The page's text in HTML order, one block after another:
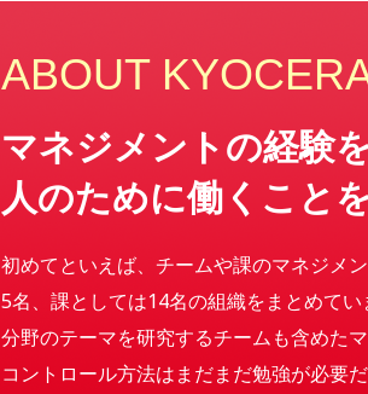
ABOUT
マネジメントの経験を
人のために働くこと
初めてといえば、チームや課のマネジメ
5名、課としては14名の組織をまとめて
分野のテーマを研究するチームも含めた
コントロール方法はまだまだ勉強が必要